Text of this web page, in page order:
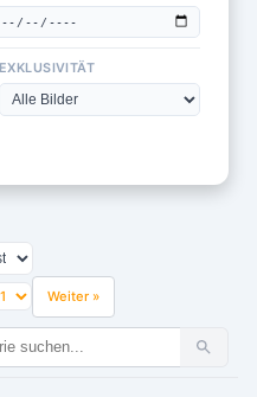
EXKLUSIVITÄT
Weiter »